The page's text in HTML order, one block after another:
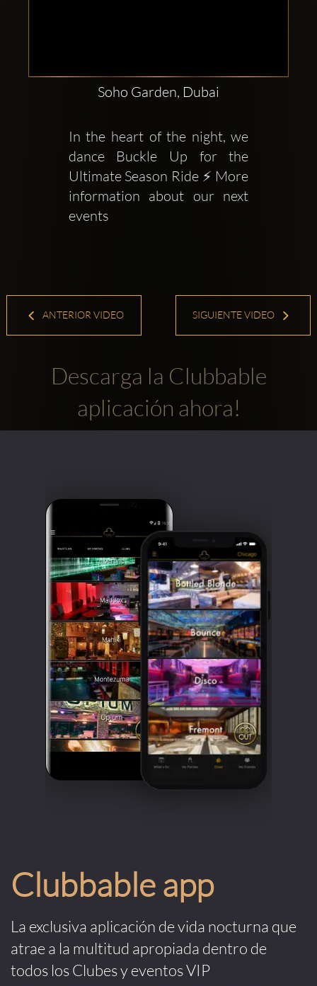
Soho Garden, Dubai
In the heart of the night, we
dance Buckle Up for the
Ultimate Season Ride ⚡️ More
information about our next
events
ANTERIOR VIDEO SIGUIENTE VIDEO
Descarga la Clubbable
aplicación ahora!
Clubbable app
La exclusiva aplicación de vida nocturna que
atrae a la multitud apropiada dentro de
todos los Clubes y eventos VIP